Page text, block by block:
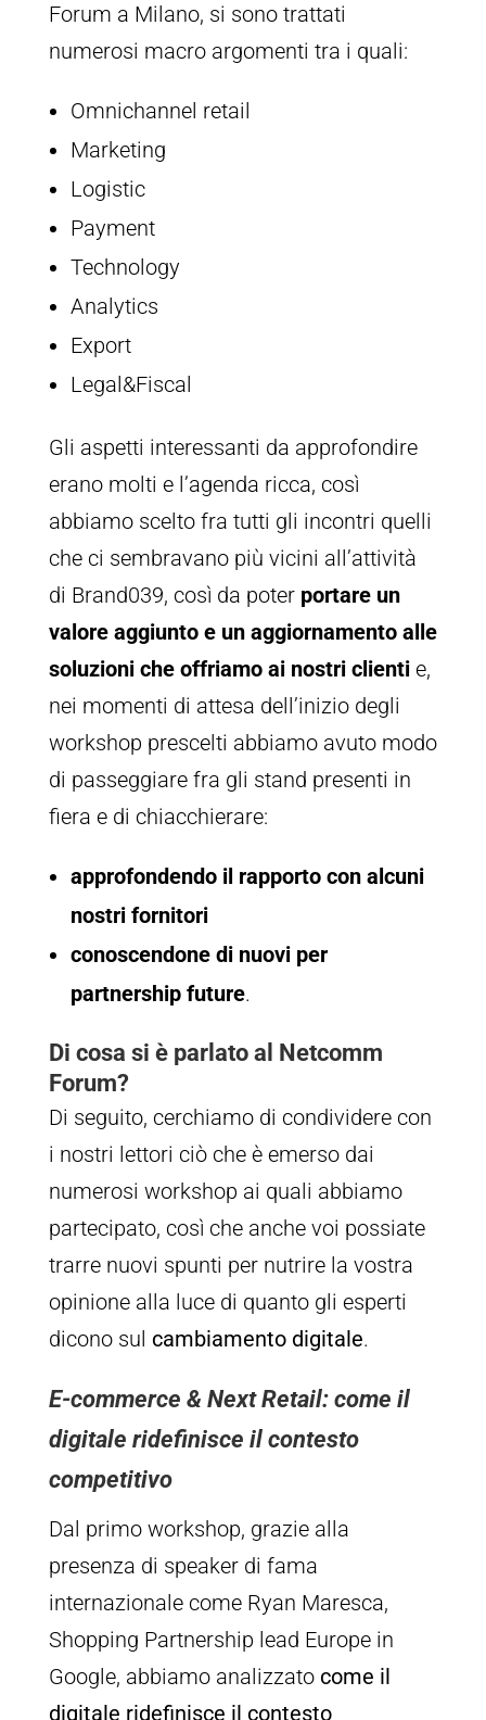
Forum a Milano, si sono trattati
numerosi macro argomenti tra i quali:
Omnichannel retail
Marketing
Logistic
Payment
Technology
Analytics
Export
Legal&Fiscal
Gli aspetti interessanti da approfondire
erano molti e l’agenda ricca, così
abbiamo scelto fra tutti gli incontri quelli
che ci sembravano più vicini all’attività
di Brand039, così da poter portare un
valore aggiunto e un aggiornamento alle
soluzioni che offriamo ai nostri clienti e,
nei momenti di attesa dell’inizio degli
workshop prescelti abbiamo avuto modo
di passeggiare fra gli stand presenti in
fiera e di chiacchierare:
approfondendo il rapporto con alcuni
nostri fornitori
conoscendone di nuovi per
partnership future.
Di cosa si è parlato al Netcomm
Forum?
Di seguito, cerchiamo di condividere con
i nostri lettori ciò che è emerso dai
numerosi workshop ai quali abbiamo
partecipato, così che anche voi possiate
trarre nuovi spunti per nutrire la vostra
opinione alla luce di quanto gli esperti
dicono sul cambiamento digitale.
E-commerce & Next Retail: come il
digitale ridefinisce il contesto
competitivo
Dal primo workshop, grazie alla
presenza di speaker di fama
internazionale come Ryan Maresca,
Shopping Partnership lead Europe in
Google, abbiamo analizzato come il
digitale ridefinisce il contesto